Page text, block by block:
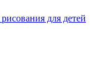
для детей